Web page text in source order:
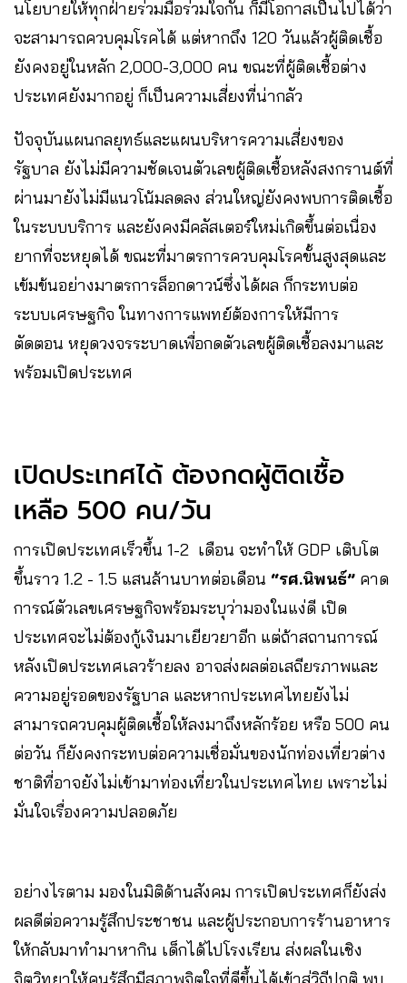
นโยบายให้ทุกฝ่ายร่วมมือร่วมใจกัน ก็มีโอกาสเป็นไปได้ว่า
จะสามารถควบคุมโรคได้​ แต่หากถึง 120 วันแล้วผู้ติดเชื้อ
ยังคงอยู่ในหลัก 2,000-3,000 คน ขณะที่ผู้ติดเชื้อต่าง
ประเทศยังมากอยู่ ก็เป็นความเสี่ยงที่น่ากลัว
ปัจจุบันแผนกลยุทธ์และแผนบริหารความเสี่ยงของ
รัฐบาล ยังไม่มีความชัดเจนตัวเลขผู้ติดเชื้อหลังสงกรานต์ที่
ผ่านมายังไม่มีแนวโน้มลดลง ส่วนใหญ่ยังคงพบการติดเชื้อ
ในระบบบริการ และยังคงมีคลัสเตอร์ใหม่เกิดขึ้นต่อเนื่อง
ยากที่จะหยุดได้ ขณะที่มาตรการควบคุมโรคขั้นสูงสุดและ
เข้มข้นอย่างมาตรการล็อกดาวน์ซึ่งได้ผล​ ก็กระทบต่อ
ระบบเศรษฐกิจ ในทางการแพทย์ต้องการให้มีการ
ตัดตอน หยุดวงจรระบาด​เพื่อกดตัวเลขผู้ติดเชื้อลงมาและ
พร้อมเปิดประเทศ
เปิดประเทศได้ ต้องกดผู้ติดเชื้อ
เหลือ 500 คน/วัน
การเปิดประเทศเร็วขึ้น 1-2 เดือน จะทำให้ GDP เติบโต
ขึ้นราว 1.2 -​ 1.5 แสนล้านบาทต่อเดือน “รศ.นิพนธ์” คาด
การณ์ตัวเลขเศรษฐกิจ​พร้อมระบุว่ามองในแง่ดี​ เปิด
ประเทศจะไม่ต้องกู้เงินมาเยียวยาอีก แต่ถ้าสถานการณ์
หลังเปิดประเทศเลวร้ายลง อาจส่งผลต่อเสถียรภาพและ
ความอยู่รอดของรัฐบาล และหากประเทศไทยยังไม่
สามารถควบคุมผู้ติดเชื้อให้ลงมาถึงหลักร้อย หรือ 500 คน
ต่อวัน ​ก็ยังคงกระทบต่อความเชื่อมั่นของนักท่องเที่ยวต่าง
ชาติที่อาจยังไม่เข้ามาท่องเที่ยวในประเทศไทย เพราะไม่
มั่นใจเรื่องความปลอดภัย
อย่างไรตาม มองในมิติด้านสังคม การเปิดประเทศก็ยังส่ง
ผลดีต่อความรู้สึกประชาชน​ และผู้ประกอบการ​ร้านอาหาร​
ให้กลับมาทำมาหากิน​ เด็กได้ไปโรงเรียน​ ส่งผลในเชิง
จิตวิทยาให้คนรู้สึกมีสภาพจิตใจที่ดีขึ้นได้เข้าสู่วิถีปกติ​ พบ